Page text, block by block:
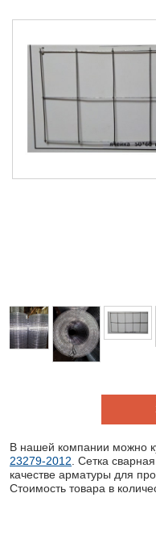
В нашей компании можно
23279-2012. Сетка
качестве арматуры для
Стоимость товара в